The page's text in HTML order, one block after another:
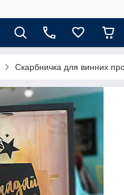
Скарбничка для винних